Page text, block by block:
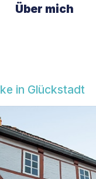
Über mich
in Glückstadt